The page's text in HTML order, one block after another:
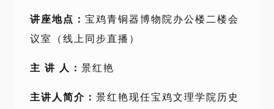
讲座地点： 宝鸡青铜器博物院办公楼二楼会
议室（线上同步直播）
主 讲 人： 景红艳
主讲人简介： 景红艳现任宝鸡文理学院历史